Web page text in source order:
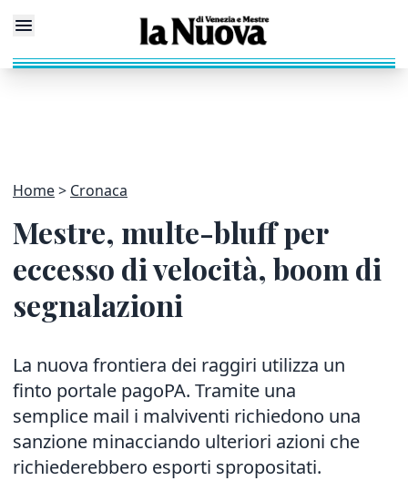
Home Cronaca
Mestre, multe-bluff per
eccesso di velocità, boom di
segnalazioni
La nuova frontiera dei raggiri utilizza un
finto portale pagoPA. Tramite una
semplice mail i malviventi richiedono una
sanzione minacciando ulteriori azioni che
richiederebbero esporti spropositati.